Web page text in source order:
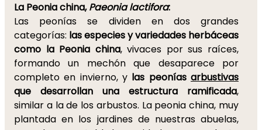
La Peonia china,Paeonia lactifora:
Las peonías se dividen en dos grandes
categorías: las especies y variedades herbáceas
como la Peonia china, vivaces por sus raíces,
formando un mechón que desaparece por
completo en invierno, y las peoníasarbustivas
que desarrollan una estructura ramificada,
similar a la de los arbustos. La peonia china, muy
plantada en los jardines de nuestras abuelas,